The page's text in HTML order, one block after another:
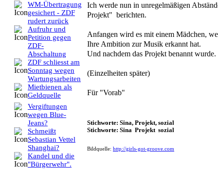
WM-Übertragung
gesichert - ZDF
rudert zurück
Aufruhr und
Petition gegen
ZDF-
Abschaltung
ZDF schliesst am
Sonntag wegen
Wartungsarbeiten
Mietbienen als
Geldquelle
Vergiftungen
wegen Blue-
Jeans?
Schmeißt
Sebastian Vettel
Shanghai?
Kandel und die
"Bürgerwehr".
Ich werde nun in unregelmäßigen
Projekt" berichten.
Anfangen wird es mit einem Mädchen,
Ihre Ambition zur Musik erkannt hat.
Und nachdem das Projekt benannt wurde.
(Einzelheiten später)
Für "Vorab"
Stichworte: Sina, Projekt, sozial
Stichworte: Sina Projekt sozial
Bildquelle: http://girls-got-groove.com